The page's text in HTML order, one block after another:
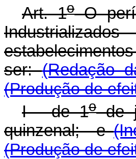
Art. 1oO
ser: (Redação
(Produção de
I - de 1ode
quinzenal; e
(Produção de